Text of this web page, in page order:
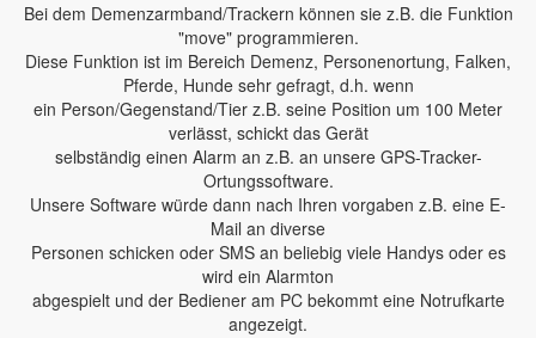
Bei dem Demenzarmband/Trackern können sie z.B. die Funktion
"move" programmieren.
Diese Funktion ist im Bereich Demenz, Personenortung, Falken,
Pferde, Hunde sehr gefragt, d.h. wenn
ein Person/Gegenstand/Tier z.B. seine Position um 100 Meter
verlässt, schickt das Gerät
selbständig einen Alarm an z.B. an unsere GPS-Tracker-
Ortungssoftware.
Unsere Software würde dann nach Ihren vorgaben z.B. eine E-
Mail an diverse
Personen schicken oder SMS an beliebig viele Handys oder es
wird ein Alarmton
abgespielt und der Bediener am PC bekommt eine Notrufkarte
angezeigt.